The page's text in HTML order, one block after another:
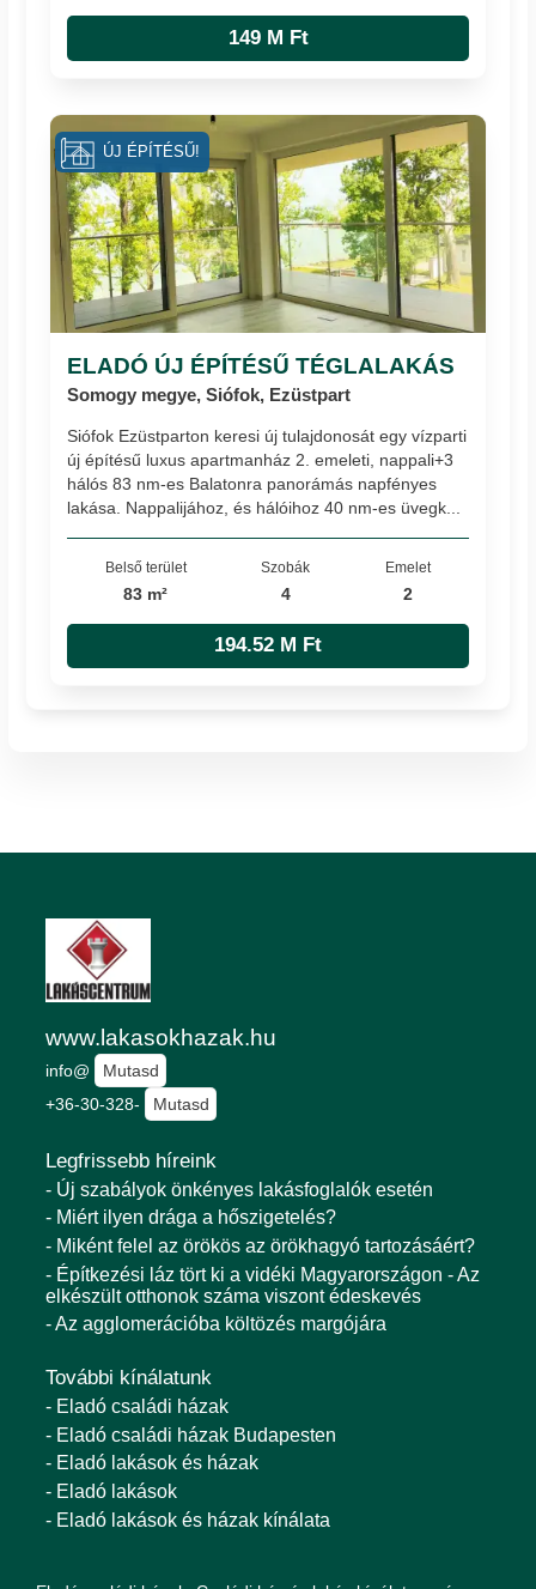
149 M Ft
ELADÓ ÚJ ÉPÍTÉSŰ TÉGLALAKÁS
Somogy megye, Siófok, Ezüstpart
Siófok Ezüstparton keresi új tulajdonosát egy vízparti
új építésű luxus apartmanház 2. emeleti, nappali+3
hálós 83 nm-es Balatonra panorámás napfényes
lakása. Nappalijához, és hálóihoz 40 nm-es üvegk...
Belső terület
83 m²
Szobák
4
Emelet
2
194.52 M Ft
ÚJ ÉPÍTÉSŰ!
www.lakasokhazak.hu
info@
Mutasd
+36-30-328-
Mutasd
Legfrissebb híreink
- Új szabályok önkényes lakásfoglalók esetén
- Miért ilyen drága a hőszigetelés?
- Miként felel az örökös az örökhagyó tartozásáért?
- Építkezési láz tört ki a vidéki Magyarországon - Az
elkészült otthonok száma viszont édeskevés
- Az agglomerációba költözés margójára
További kínálatunk
- Eladó családi házak
- Eladó családi házak Budapesten
- Eladó lakások és házak
- Eladó lakások
- Eladó lakások és házak kínálata